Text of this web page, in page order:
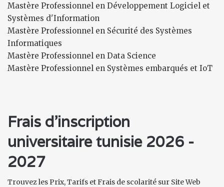
Mastère Professionnel en Développement Logiciel et
Systèmes d'Information
Mastère Professionnel en Sécurité des Systèmes
Informatiques
Mastère Professionnel en Data Science
Mastère Professionnel en Systèmes embarqués et IoT
Frais d'inscription
universitaire tunisie 2026 -
2027
Trouvez les Prix, Tarifs et Frais de scolarité sur Site Web